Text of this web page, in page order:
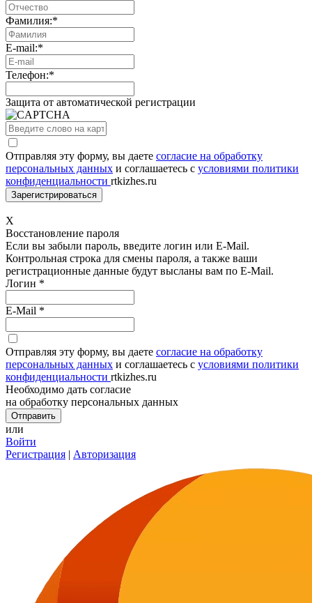
Фамилия:*
E-mail:*
Телефон:*
Защита от автоматической регистрации
Отправляя эту форму, вы даете согласие на обработку
персональных данных и соглашаетесь с условиями политики
конфиденциальности rtkizhes.ru
X
Восстановление пароля
Если вы забыли пароль, введите логин или E-Mail.
Контрольная строка для смены пароля, а также ваши
регистрационные данные будут высланы вам по E-Mail.
Логин *
E-Mail *
Отправляя эту форму, вы даете согласие на обработку
персональных данных и соглашаетесь с условиями политики
конфиденциальности rtkizhes.ru
Необходимо дать согласие
на обработку персональных данных
или
Войти
Регистрация | Авторизация